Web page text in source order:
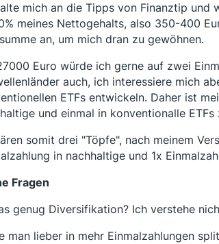
mich an die Tipps von Finanztip und
meines Nettogehalts, also 350-400
an, um mich dran zu gewöhnen.
Euro würde ich gerne auf zwei
auch, ich interessiere mich
ETFs entwickeln. Daher ist
und einmal in konventionalle ETFs
somit drei "Töpfe", nach meinem
in nachhaltige und 1x
Fragen
genug Diversifikation? Ich verstehe
man lieber in mehr Einmalzahlungen